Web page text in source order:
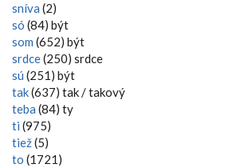
sníva (2)
só (84) být
som (652) být
srdce(250) srdce
sú (251) být
tak(637) tak / takový
teba (84) ty
ti (975)
tiež(5)
to (1721)